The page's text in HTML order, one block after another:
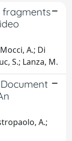
fragments
A.; Di
S.; Lanza, M.
A.;